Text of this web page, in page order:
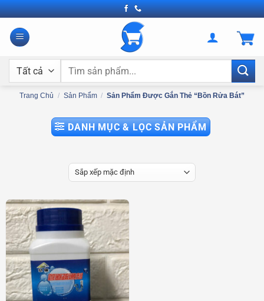
Bỏ
qua
nội
Tìm
Trang Chủ / Sản Phẩm / Sản Phẩm Được Gắn Thẻ “bồn Rửa Bát”
DANH MỤC & LỌC SẢN PHẨM